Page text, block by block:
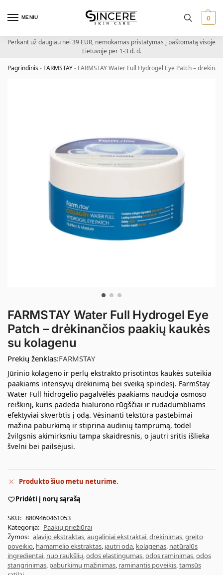
MENIU 0
Perkant už daugiau nei 39 EUR, nemokamas pristatymas į paštomatą visoje
Lietuvoje per 1-3 d. d.
Pagrindinis- FARMSTAY- FARMSTAY Water Full Hydrogel Eye Patch –
FARMSTAY Water Full Hydrogel Eye
Patch – drėkinančios paakių kaukės
su kolagenu
Prekių ženklas:FARMSTAY
Jūrinio kolageno ir perlų ekstrakto prisotintos kaukės suteikia
paakiams intensyvų drėkinimą bei sveiką spindesį. FarmStay
Water Full hidrogelio pagalvėlės paakiams naudoja osmoso
reiškinį, kuris padeda hialurono rūgščiai ir rudadumbliams
efektyviai skverbtis į odą. Vėsinanti tekstūra pastebimai
mažina paburkimą ir stiprina audinių tamprumą, todėl
žvilgsnis akimirksniu tampa skaidresnis, o jautri sritis išlieka
švelni bei pailsėjusi.
Produkto šiuo metu neturime.
Pridėti į norų sąrašą
SKU: 8809460461053
Kategorija: Paakių priežiūrai
Žymos: alavijo ekstraktas,augaliniai ekstraktai,drėkinimas,greito
poveikio, hamamelio ekstraktas, jautri oda, kolagenas, natūralūs
ingredientai, nuo raukšlių,odos elastingumas,odos raminimas,odos
stangrinimas, paburkimų mažinimas, raminantis poveikis,tamsūs